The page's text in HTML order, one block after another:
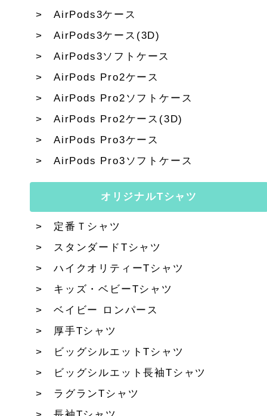
AirPods3ケース
AirPods3ケース(3D)
AirPods3ソフトケース
AirPods Pro2ケース
AirPods Pro2ソフトケース
AirPods Pro2ケース(3D)
AirPods Pro3ケース
AirPods Pro3ソフトケース
オリジナルTシャツ
定番Ｔシャツ
スタンダードTシャツ
ハイクオリティーTシャツ
キッズ・ベビーTシャツ
ベイビー ロンパース
厚手Tシャツ
ビッグシルエットTシャツ
ビッグシルエット長袖Tシャツ
ラグランTシャツ